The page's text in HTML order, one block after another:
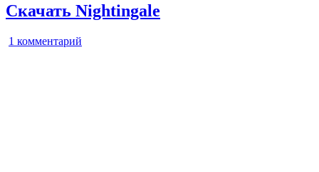
Скачать Nightingale
1 комментарий